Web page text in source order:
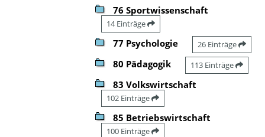
76 Sportwissenschaft
14 Einträge
77 Psychologie 26 Einträge
80 Pädagogik 113 Einträge
83 Volkswirtschaft
102 Einträge
85 Betriebswirtschaft
100 Einträge